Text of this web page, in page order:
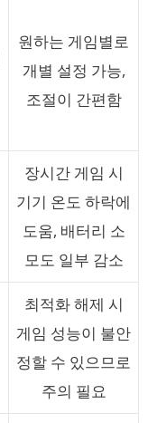
원하는 게임별로
개별 설정 가능,
조절이 간편함
장시간 게임 시
기기 온도 하락에
도움, 배터리 소
모도 일부 감소
최적화 해제 시
게임 성능이 불안
정할 수 있으므로
주의 필요